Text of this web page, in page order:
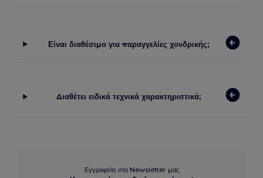
Είναι διαθέσιμο για παραγγελίες χονδρικής;
Διαθέτει ειδικά τεχνικά χαρακτηριστικά;
Εγγραφείτε στο Newsletter μας